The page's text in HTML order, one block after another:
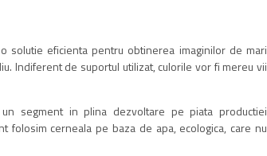
solutie eficienta pentru obtinerea imaginilor de mari
Indiferent de suportul utilizat, culorile vor fi mereu vii
segment in plina dezvoltare pe piata productiei
folosim cerneala pe baza de apa, ecologica, care nu